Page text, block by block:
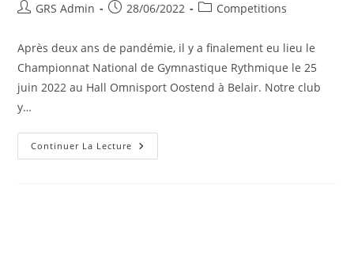
GRS Admin 28/06/2022 Competitions
Après deux ans de pandémie, il y a finalement eu lieu le
Championnat National de Gymnastique Rythmique le 25
juin 2022 au Hall Omnisport Oostend à Belair. Notre club
y…
Continuer La Lecture